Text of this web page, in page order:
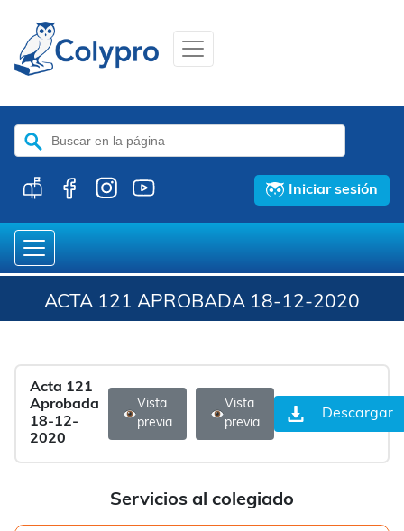
Buscar:
Iniciar sesión
ACTA 121 APROBADA 18-12-2020
Servicios al colegiado
Acta 121
Aprobada
18-12-
2020
Vista
previa
Vista
previa
Descargar